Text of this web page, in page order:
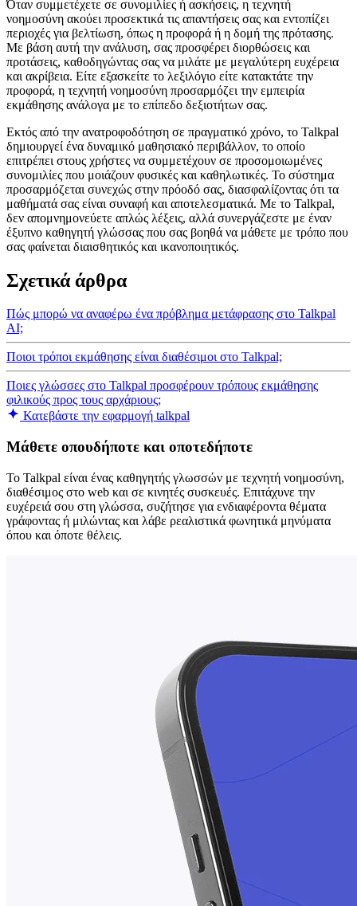
Όταν συμμετέχετε σε συνομιλίες ή ασκήσεις, η τεχνητή
νοημοσύνη ακούει προσεκτικά τις απαντήσεις σας και εντοπίζει
περιοχές για βελτίωση, όπως η προφορά ή η δομή της πρότασης.
Με βάση αυτή την ανάλυση, σας προσφέρει διορθώσεις και
προτάσεις, καθοδηγώντας σας να μιλάτε με μεγαλύτερη ευχέρεια
και ακρίβεια. Είτε εξασκείτε το λεξιλόγιο είτε κατακτάτε την
προφορά, η τεχνητή νοημοσύνη προσαρμόζει την εμπειρία
εκμάθησης ανάλογα με το επίπεδο δεξιοτήτων σας.
Εκτός από την ανατροφοδότηση σε πραγματικό χρόνο, το Talkpal
δημιουργεί ένα δυναμικό μαθησιακό περιβάλλον, το οποίο
επιτρέπει στους χρήστες να συμμετέχουν σε προσομοιωμένες
συνομιλίες που μοιάζουν φυσικές και καθηλωτικές. Το σύστημα
προσαρμόζεται συνεχώς στην πρόοδό σας, διασφαλίζοντας ότι τα
μαθήματά σας είναι συναφή και αποτελεσματικά. Με το Talkpal,
δεν απομνημονεύετε απλώς λέξεις, αλλά συνεργάζεστε με έναν
έξυπνο καθηγητή γλώσσας που σας βοηθά να μάθετε με τρόπο που
σας φαίνεται διαισθητικός και ικανοποιητικός.
Σχετικά άρθρα
Πώς μπορώ να αναφέρω ένα πρόβλημα μετάφρασης στο Talkpal
AI;
Ποιοι τρόποι εκμάθησης είναι διαθέσιμοι στο Talkpal;
Ποιες γλώσσες στο Talkpal προσφέρουν τρόπους εκμάθησης
φιλικούς προς τους αρχάριους;
Κατεβάστε την εφαρμογή talkpal
Μάθετε οπουδήποτε και οποτεδήποτε
Το Talkpal είναι ένας καθηγητής γλωσσών με τεχνητή νοημοσύνη,
διαθέσιμος στο web και σε κινητές συσκευές. Επιτάχυνε την
ευχέρειά σου στη γλώσσα, συζήτησε για ενδιαφέροντα θέματα
γράφοντας ή μιλώντας και λάβε ρεαλιστικά φωνητικά μηνύματα
όπου και όποτε θέλεις.